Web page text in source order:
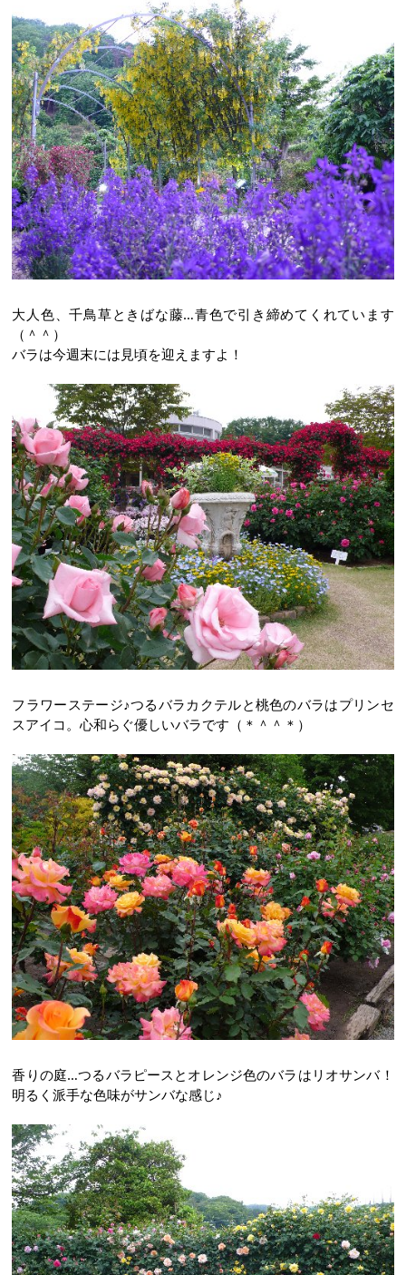
大人色、千鳥草ときばな藤…青色で引き締めてくれています
（＾＾）
バラは今週末には見頃を迎えますよ！
フラワーステージ♪つるバラカクテルと桃色のバラはプリンセ
スアイコ。心和らぐ優しいバラです（＊＾＾＊）
香りの庭…つるバラピースとオレンジ色のバラはリオサンバ！
明るく派手な色味がサンバな感じ♪